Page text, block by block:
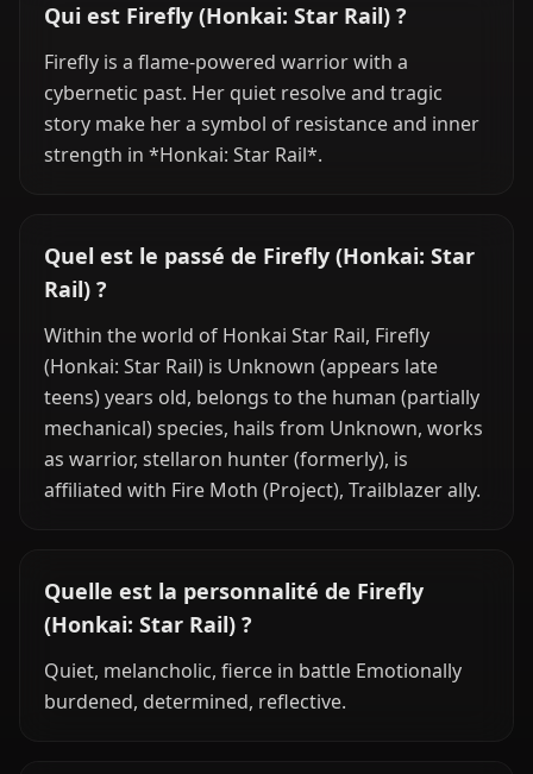
Qui est Firefly (Honkai: Star Rail) ?
Firefly is a flame-powered warrior with a
cybernetic past. Her quiet resolve and tragic
story make her a symbol of resistance and inner
strength in *Honkai: Star Rail*.
Quel est le passé de Firefly (Honkai: Star
Rail) ?
Within the world of Honkai Star Rail, Firefly
(Honkai: Star Rail) is Unknown (appears late
teens) years old, belongs to the human (partially
mechanical) species, hails from Unknown, works
as warrior, stellaron hunter (formerly), is
affiliated with Fire Moth (Project), Trailblazer ally.
Quelle est la personnalité de Firefly
(Honkai: Star Rail) ?
Quiet, melancholic, fierce in battle Emotionally
burdened, determined, reflective.